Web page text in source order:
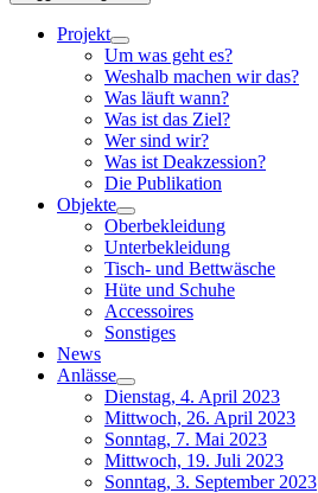
Projekt
Um was geht es?
Weshalb machen wir das?
Was läuft wann?
Was ist das Ziel?
Wer sind wir?
Was ist Deakzession?
Die Publikation
Objekte
Oberbekleidung
Unterbekleidung
Tisch- und Bettwäsche
Hüte und Schuhe
Accessoires
Sonstiges
News
Anlässe
Dienstag, 4. April 2023
Mittwoch, 26. April 2023
Sonntag, 7. Mai 2023
Mittwoch, 19. Juli 2023
Sonntag, 3. September 2023